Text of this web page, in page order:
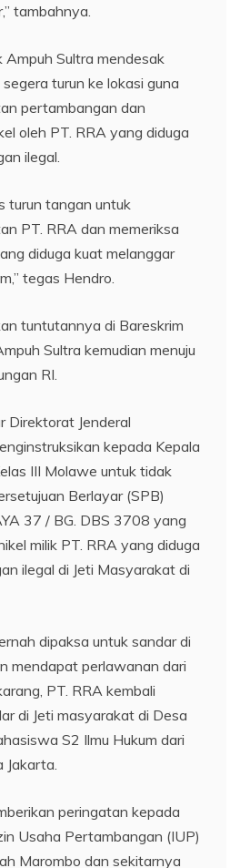
tambahnya.
Ampuh Sultra mendesak
turun ke lokasi guna
pertambangan dan
oleh PT. RRA yang diduga
ilegal.
turun tangan untuk
PT. RRA dan memeriksa
diduga kuat melanggar
tegas Hendro.
tuntutannya di Bareskrim
Sultra kemudian menuju
RI.
Direktorat Jenderal
kepada Kepala
III Molawe untuk tidak
Berlayar (SPB)
37 / BG. DBS 3708 yang
milik PT. RRA yang diduga
ilegal di Jeti Masyarakat di
dipaksa untuk sandar di
mendapat perlawanan dari
PT. RRA kembali
di Jeti masyarakat di Desa
S2 Ilmu Hukum dari
peringatan kepada
Usaha Pertambangan (IUP)
Marombo dan sekitarnya